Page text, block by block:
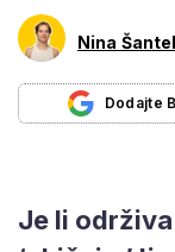
Nina
Dodajte
Je li